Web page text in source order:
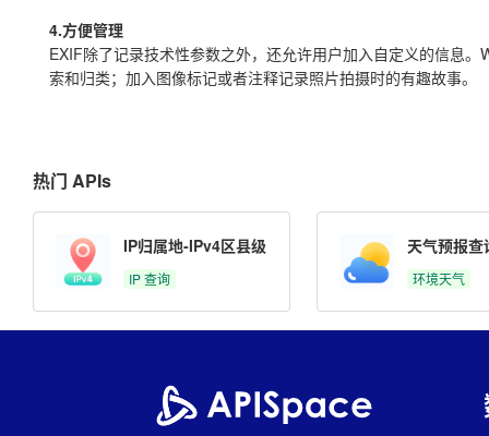
4.方便管理
EXIF除了记录技术性参数之外，还允许用户加入自定义的信息
索和归类；加入图像标记或者注释记录照片拍摄时的有趣故事。
热门 APIs
IP归属地-IPv4区县级
IP 查询
天气预报查
环境天气